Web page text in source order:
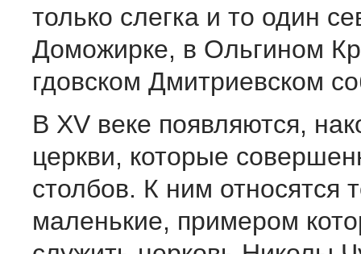
только слегка и то один
Доможирке, в Ольгином
гдовском Дмитриевском
В XV веке появляются,
церкви, которые
столбов. К ним относятся
маленькие, примером